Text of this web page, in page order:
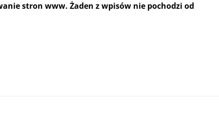
stron www. Żaden z wpisów nie pochodzi od